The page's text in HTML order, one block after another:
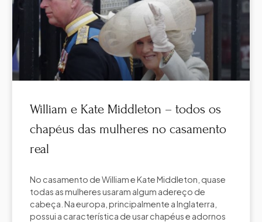
William e Kate Middleton – todos os
chapéus das mulheres no casamento
real
No casamento de William e Kate Middleton, quase
todas as mulheres usaram algum adereço de
cabeça. Na europa, principalmente a Inglaterra,
possui a característica de usar chapéus e adornos